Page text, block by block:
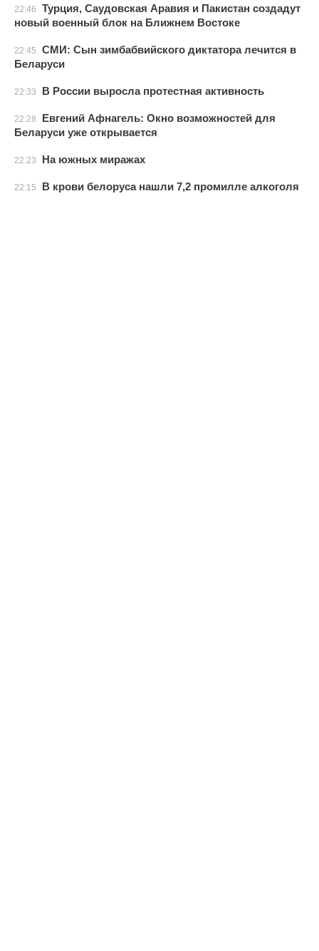
22:46
Турция, Саудовская Аравия и Пакистан создадут
новый военный блок на Ближнем Востоке
22:45
СМИ: Сын зимбабвийского диктатора лечится в
Беларуси
22:33 В России выросла протестная активность
22:28
Евгений Афнагель: Окно возможностей для
Беларуси уже открывается
22:23 На южных миражах
22:15 В крови белоруса нашли 7,2 промилле алкоголя